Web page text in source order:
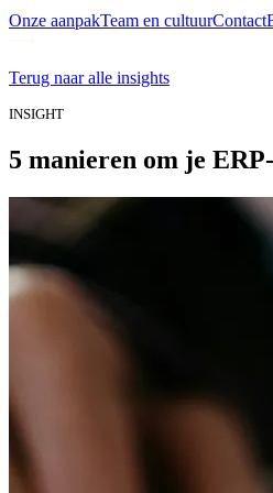
Onze aanpakTeam en cultuurContact
Terug naar alle insights
INSIGHT
5 manieren om je